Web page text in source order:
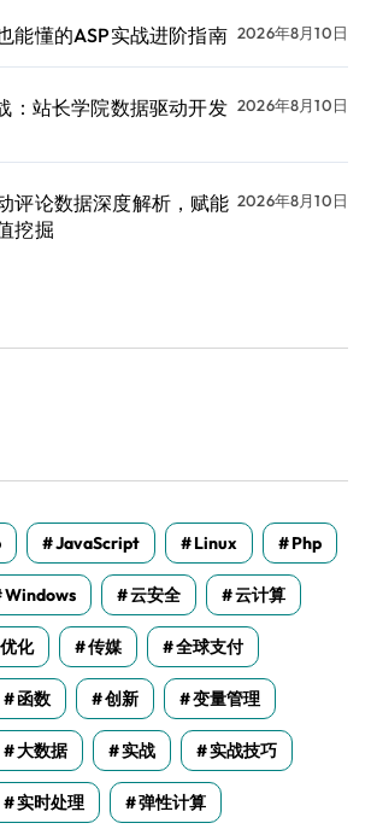
能懂的ASP实战进阶指南 2026年8月10日
：站长学院数据驱动开发 2026年8月10日
评论数据深度解析，赋能
挖掘
2026年8月10日
JavaScript Linux Php
Windows 云安全 云计算
优化 传媒 全球支付
函数 创新 变量管理
大数据 实战 实战技巧
实时处理 弹性计算